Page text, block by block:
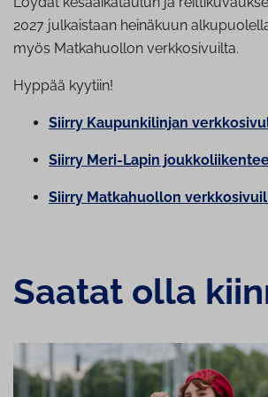
2027 julkaistaan heinäkuun
myös Matkahuollon verkkosivuilta.
Hyppää kyytiin!
Siirry Kau­pun­ki­lin­jan
Siirry Meri-Lapin
Siirry Mat­ka­huol­lon
Saatat olla